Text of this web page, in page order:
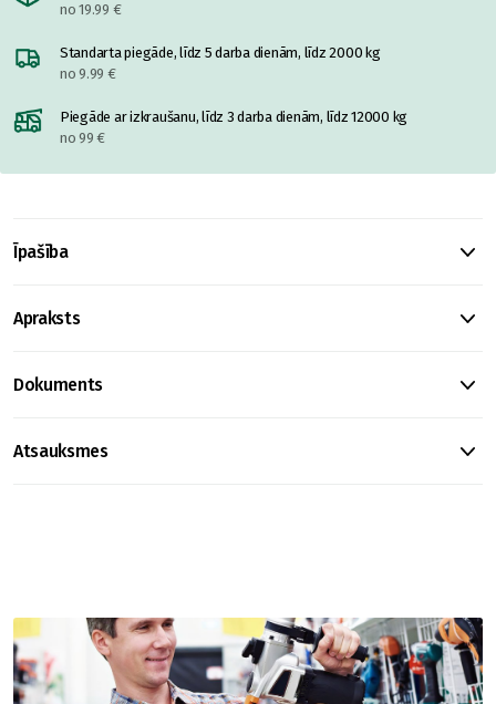
no 19.99 €
Standarta piegāde, līdz 5 darba dienām, līdz 2000 kg
no 9.99 €
Piegāde ar izkraušanu, līdz 3 darba dienām, līdz 12000 kg
no 99 €
Īpašība
Apraksts
Dokuments
Atsauksmes